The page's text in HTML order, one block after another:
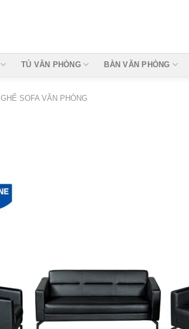
TỦ VĂN PHÒNG BÀN VĂN PHÒNG
GHẾ SOFA VĂN PHÒNG